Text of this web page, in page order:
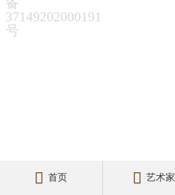
 首页  艺术家